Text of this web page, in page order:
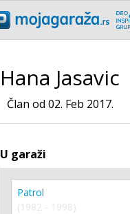
Hana Jasavic
Član od 02. Feb 2017.
U garaži
Patrol
(1982 - 1998)